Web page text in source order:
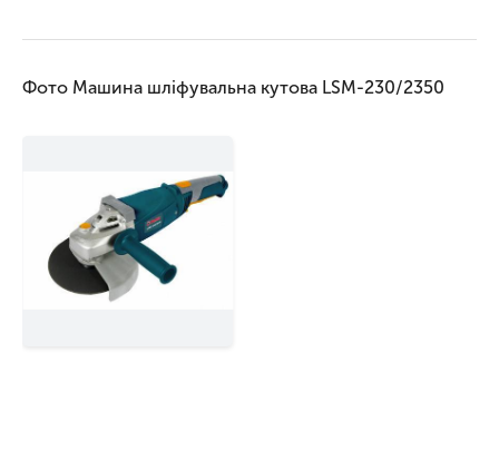
Фото Машина шліфувальна кутова LSM-230/2350